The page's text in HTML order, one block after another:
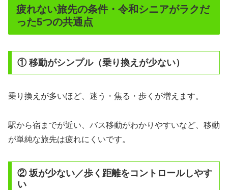
疲れない旅先の条件・令和シニアがラクだ
った5つの共通点
① 移動がシンプル（乗り換えが少ない）
乗り換えが多いほど、迷う・焦る・歩くが増えます。
駅から宿までが近い、バス移動がわかりやすいなど、移動
が単純な旅先は疲れにくいです。
② 坂が少ない／歩く距離をコントロールしやす
い